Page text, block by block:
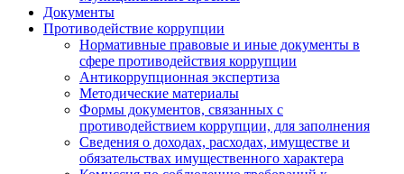
Документы
Противодействие коррупции
Нормативные правовые и иные документы в
сфере противодействия коррупции
Антикоррупционная экспертиза
Методические материалы
Формы документов, связанных с
противодействием коррупции, для заполнения
Сведения о доходах, расходах, имуществе и
обязательствах имущественного характера